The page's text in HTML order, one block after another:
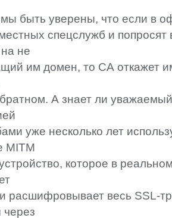
быть уверены, что если в
спецслужб и попросят
не
им домен, то СА откажет
А знает ли уважаемый
уже несколько лет
MITM
которое в
расшифровывает весь SSL-